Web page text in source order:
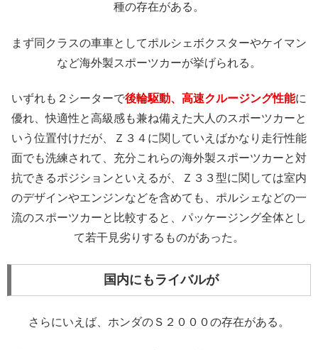
種の存在がある。
まず同クラスの車車としてポルシェボクスターやケイマン
など海外製スポーツカーが挙げられる。
いずれも２シーターで後輪駆動、高速クルージング性能に
優れ、快適性と高級感も兼ね備えた大人のスポーツカーと
いう位置付けだが、Ｚ３４に関していえばかなり走行性能
面でも洗練されて、充分これらの海外製スポーツカーと対
抗できるポジションといえるが、Ｚ３３型に関しては室内
のデザインやエンジンなどを含めても、ポルシェなどの一
流のスポーツカーと比較すると、パッケージング全体とし
て若干見劣りするものがあった。
国内にもライバルが
さらにいえば、ホンダのＳ２０００の存在がある。